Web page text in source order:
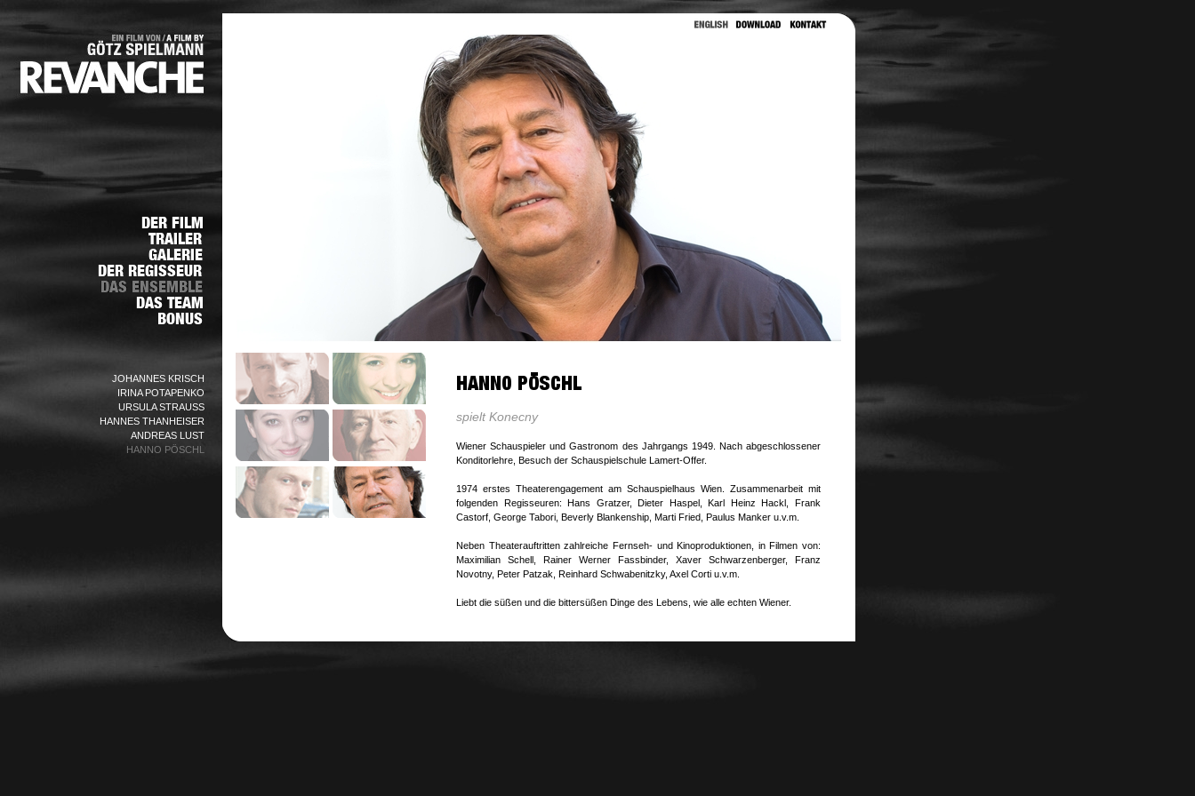
JOHANNES KRISCH
IRINA POTAPENKO
URSULA STRAUSS
HANNES THANHEISER
ANDREAS LUST
HANNO PÖSCHL
spielt Konecny
Wiener Schauspieler und Gastronom des Jahrgangs 1949. Nach abgeschlossener
Konditorlehre, Besuch der Schauspielschule Lamert-Offer.
1974 erstes Theaterengagement am Schauspielhaus Wien. Zusammenarbeit mit
folgenden Regisseuren: Hans Gratzer, Dieter Haspel, Karl Heinz Hackl, Frank
Castorf, George Tabori, Beverly Blankenship, Marti Fried, Paulus Manker u.v.m.
Neben Theaterauftritten zahlreiche Fernseh- und Kinoproduktionen, in Filmen von:
Maximilian Schell, Rainer Werner Fassbinder, Xaver Schwarzenberger, Franz
Novotny, Peter Patzak, Reinhard Schwabenitzky, Axel Corti u.v.m.
Liebt die süßen und die bittersüßen Dinge des Lebens, wie alle echten Wiener.